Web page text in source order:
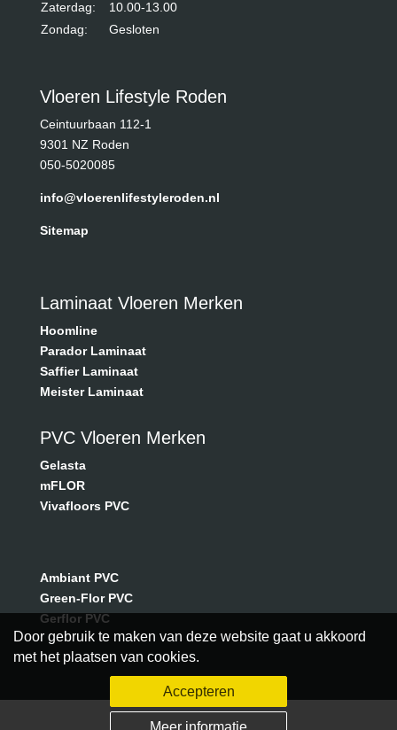
Zaterdag:
10.00-13.00
Zondag:
Gesloten
Vloeren Lifestyle Roden
Ceintuurbaan 112-1
9301 NZ Roden
050-5020085
info@vloerenlifestyleroden.nl
Sitemap
Laminaat Vloeren Merken
Hoomline
Parador Laminaat
Saffier Laminaat
Meister Laminaat
PVC Vloeren Merken
Gelasta
mFLOR
Vivafloors PVC
Ambiant PVC
Green-Flor PVC
Gerflor PVC
Door gebruik te maken van deze website gaat u akkoord
met het plaatsen van cookies.
Accepteren
Meer informatie